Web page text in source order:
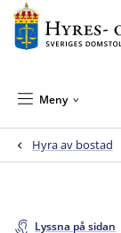
Meny
Hyra av bostad
Lyssna på sidan